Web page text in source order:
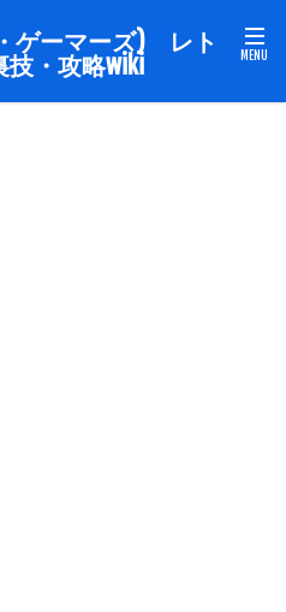
ゲーマーズ) レト
技・攻略wiki